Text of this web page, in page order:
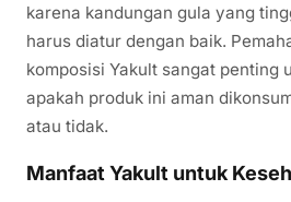
karena kandungan gula yang
harus diatur dengan baik.
komposisi Yakult sangat penting
apakah produk ini aman
atau tidak.
Manfaat Yakult untuk